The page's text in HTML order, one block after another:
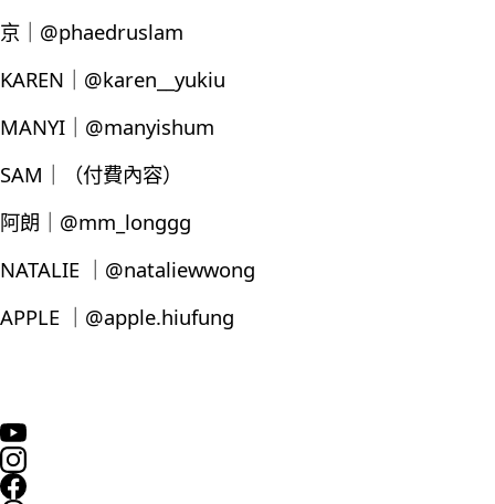
京｜@phaedruslam
KAREN｜@karen__yukiu
MANYI｜@manyishum
SAM｜（付費內容）
阿朗｜@mm_longgg
NATALIE ｜@nataliewwong
APPLE ｜@apple.hiufung